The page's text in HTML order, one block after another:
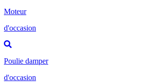
Moteur
d'occasion
Poulie damper
d'occasion